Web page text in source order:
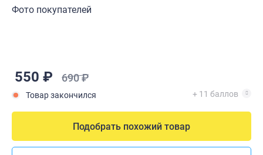
Фото покупателей
550 ₽ 690 ₽
Товар закончился + 11 баллов
Подобрать похожий товар